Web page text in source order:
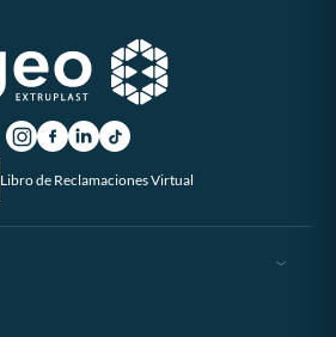
Libro de Reclamaciones Virtual